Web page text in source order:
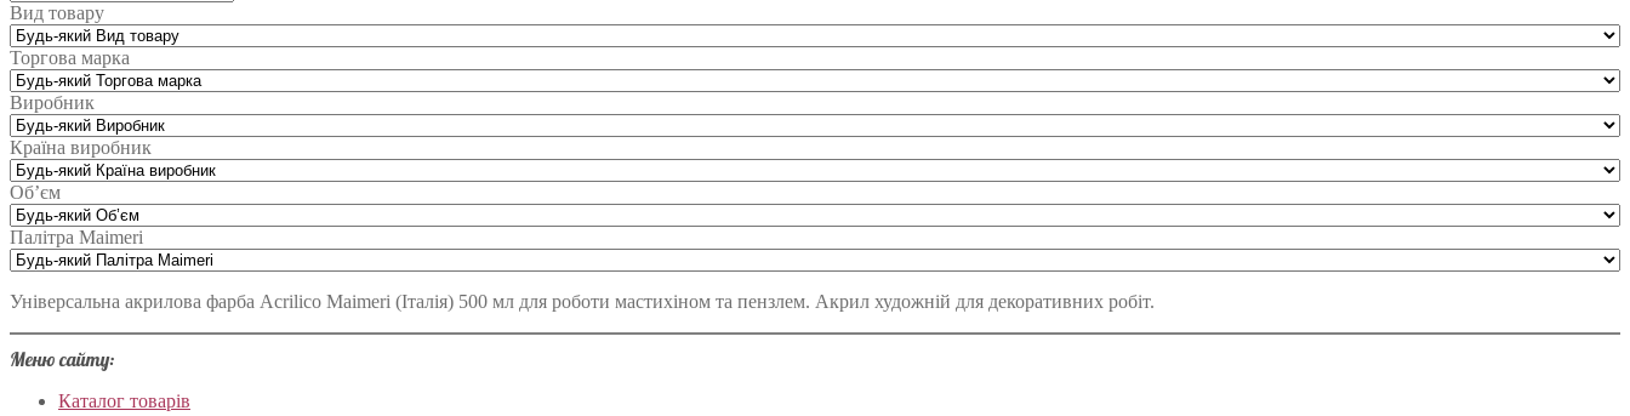
Вид товару
Торгова марка
Виробник
Країна виробник
Об’єм
Палітра Maimeri
Універсальна акрилова фарба Acrilico Maimeri (Італія) 500 мл для роботи мастихіном та пензлем. Акрил художній для декоративних робіт.
Меню сайту:
Каталог товарів